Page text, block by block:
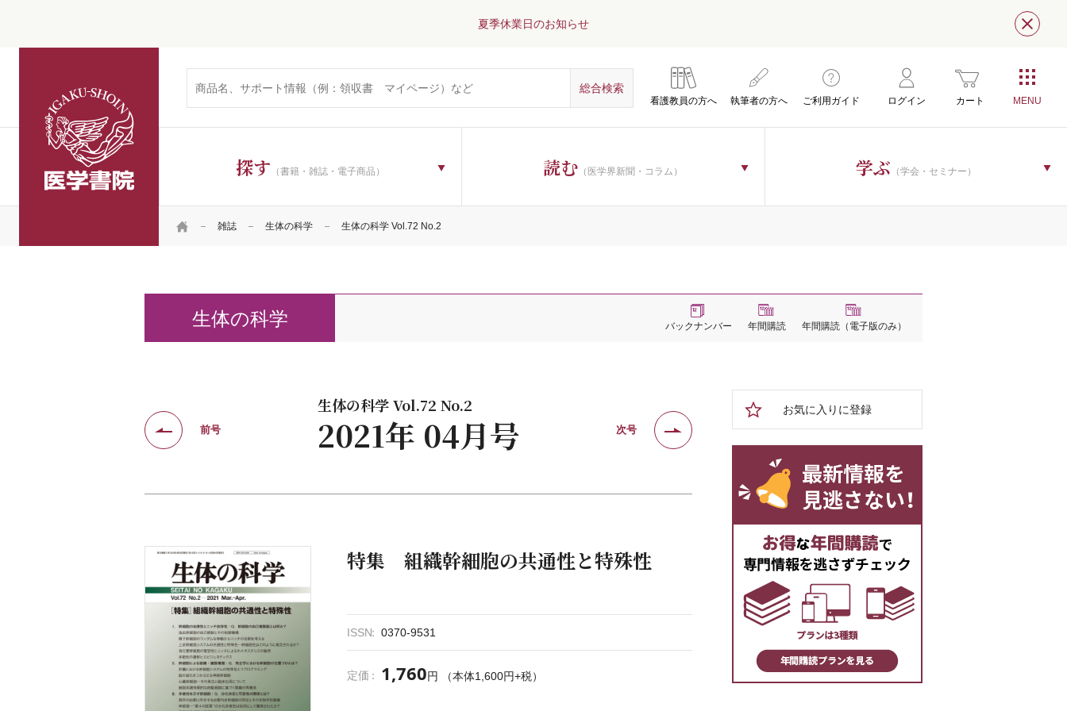
夏季休業日のお知らせ 閉じ
看護教員の方へ 執筆者の方へ ご利用ガイド ログイン カート
探す （書籍・雑誌・電子商品） 読む （医学界新聞・コラム） 学ぶ （学会・セミナー）
HOME 雑誌 生体の科学 生体の科学 Vol.72 No.2
生体の科学 バックナンバー 年間購読 年間購読 （電子版のみ）
生体の科学 Vol.72 No.2
2021年 04月号
前号 次号
特集 組織幹細胞の共通性と特殊性
ISSN 0370-9531
定価 1,760円 （本体1,600円+税）
お気に入りに登録